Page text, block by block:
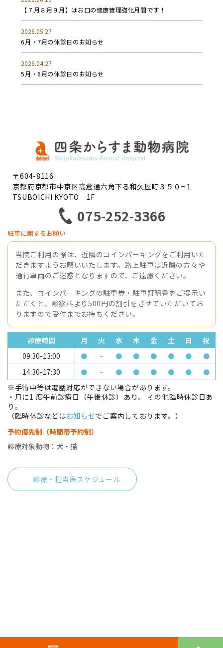
【７月８月９月】はお口の健康管理強化月間です！
2026.05.27
6月・7月の休診日のお知らせ
2026.04.27
5月・6月の休診日のお知らせ
〒604-8116
京都府京都市中京区高倉通六角下る和久屋町３５０−１
TSUBOICHI KYOTO 1F
075-252-3366
駐車に関するお願い
当院ご利用の際は、近隣のコインパーキングをご利用いた
だきますようお願いいたします。路上駐車は近隣の方々や
通行車両のご迷惑となりますので、ご遠慮ください。
また、コインパーキングの駐車券・駐車証明書をご提示い
ただくと、診察料より500円の割引をさせていただいてお
りますので受付までお持ちください。
診療時間 月 火 水 木 金 土 日
祝
09:30-13:00
● − ● ● ● ● ● ●
14:30-17:30 ● − ● ● ● ● ● ●
※手術中等は電話対応ができない場合があります。
・月に1 度午前診療日（午後休診）あり。 その他臨時休診日あ
り。
（臨時休診などはお知らせでご案内しております。）
予約優先制（時間帯予約制）
診療対象動物：犬・猫
診療・担当医スケジュール